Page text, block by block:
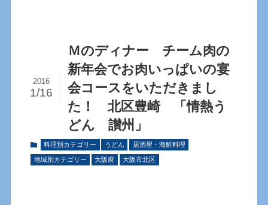
Ｍのディナー チーム肉の
新年会でお肉いっぱいの宴
会コースをいただきまし
た！ 北区豊崎 「情熱う
どん 讃州」
2016
1/16
料理別カテゴリー うどん 居酒屋・海鮮料理
地域別カテゴリー 大阪府 大阪市北区